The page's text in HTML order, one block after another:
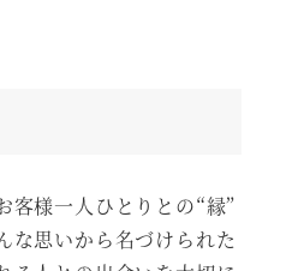
客様一人ひとりとの“縁”
な思いから名づけられた